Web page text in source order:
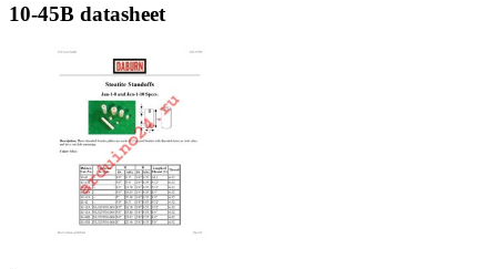
10-45B datasheet